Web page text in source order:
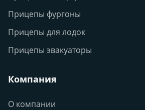
Прицепы фургоны
Прицепы для лодок
Прицепы эвакуаторы
Компания
О компании